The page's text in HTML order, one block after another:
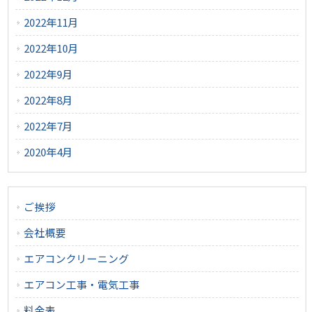
2022年11月
2022年10月
2022年9月
2022年8月
2022年7月
2020年4月
ご挨拶
会社概要
エアコンクリーニング
エアコン工事・電気工事